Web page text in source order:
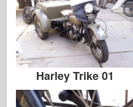
Harley Trike 01